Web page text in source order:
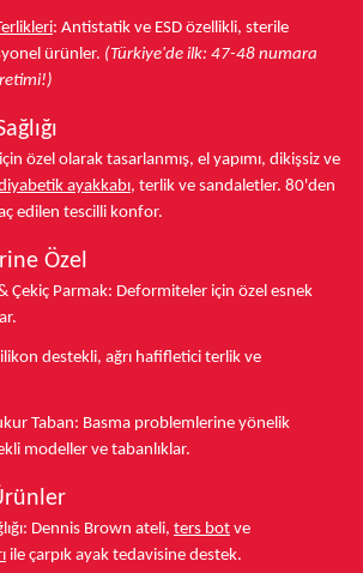
: Antistatik ve ESD özellikli, sterile
ürünler. (Türkiye'de ilk: 47-48 numara
özel olarak tasarlanmış, el yapımı, dikişsiz ve
ayakkabı, terlik ve sandaletler. 80'den
edilen tescilli konfor.
Özel
Çekiç Parmak: Deformiteler için özel esnek
destekli, ağrı hafifletici terlik ve
Taban: Basma problemlerine yönelik
modeller ve tabanlıklar.
Dennis Brown ateli, ters bot ve
ile çarpık ayak tedavisine destek.